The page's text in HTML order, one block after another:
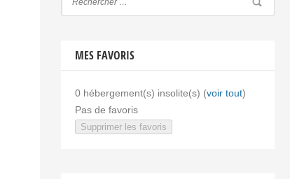
MES FAVORIS
0hébergement(s) insolite(s) (voir tout)
Pas de favoris
Supprimer les favoris